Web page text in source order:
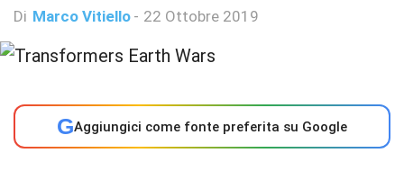
Di Marco Vitiello - 22 Ottobre 2019
GAggiungici come fonte preferita su Google